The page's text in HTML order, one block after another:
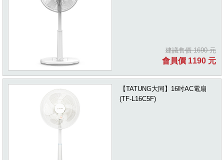
建議售價 1690 元
會員價 1190 元
【TATUNG大同】16吋AC電扇
(TF-L16C5F)